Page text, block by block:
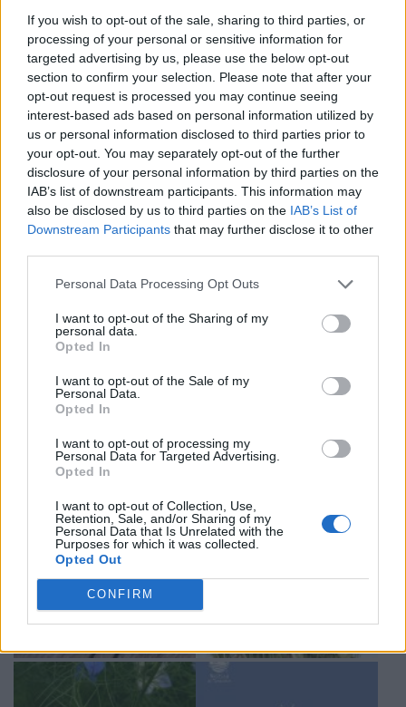
If you wish to opt-out of the sale, sharing to third parties, or
processing of your personal or sensitive information for
targeted advertising by us, please use the below opt-out
section to confirm your selection. Please note that after your
opt-out request is processed you may continue seeing
interest-based ads based on personal information utilized by
us or personal information disclosed to third parties prior to
your opt-out. You may separately opt-out of the further
disclosure of your personal information by third parties on the
IAB’s list of downstream participants. This information may
also be disclosed by us to third parties on the IAB’s List of
Downstream Participants that may further disclose it to other
Personal Data Processing Opt Outs
I want to opt-out of the Sharing of my
personal data.
Opted In
I want to opt-out of the Sale of my
Personal Data.
Opted In
I want to opt-out of processing my
Personal Data for Targeted Advertising.
Opted In
I want to opt-out of Collection, Use,
Retention, Sale, and/or Sharing of my
Personal Data that Is Unrelated with the
Purposes for which it was collected.
Opted Out
CONFIRM